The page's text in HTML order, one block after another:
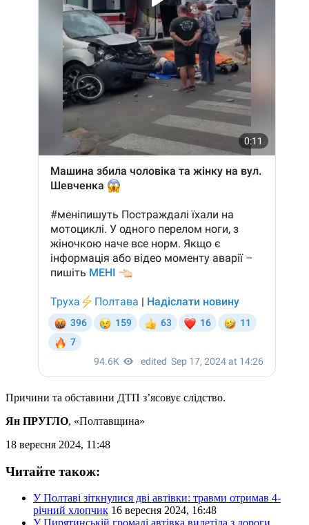
Причини та обставини ДТП з’ясовує слідство.
Ян ПРУГЛО, «Полтавщина»
18 вересня 2024, 11:48
Читайте також:
У Полтаві зіткнулися дві автівки: травми отримав 4-
річний хлопчик 16 вересня 2024, 16:48